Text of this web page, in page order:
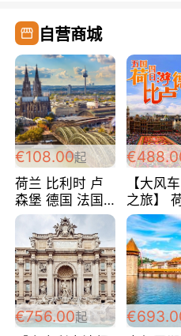
自营商城
€108.00起
荷兰 比利时 卢
森堡 德国 法国
超爽玩遍西欧 循
环线 全程四星宾
馆 108欧/人/天
【大风
之旅】
法 巴黎
典五国
488欧/
€756.00起